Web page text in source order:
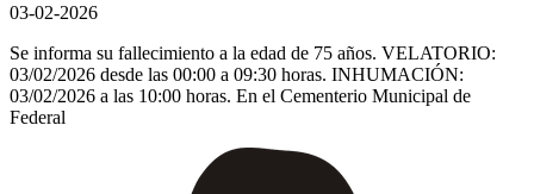
03-02-2026
Se informa su fallecimiento a la edad de 75 años. VELATORIO:
03/02/2026 desde las 00:00 a 09:30 horas. INHUMACIÓN:
03/02/2026 a las 10:00 horas. En el Cementerio Municipal de
Federal